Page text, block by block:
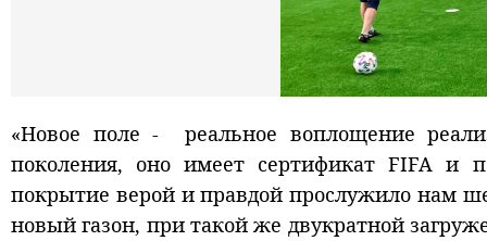
«Новое поле - реальное воплощение
поколения, оно имеет сертификат FIFA и
покрытие верой и правдой прослужило нам
новый газон, при такой же двукратной